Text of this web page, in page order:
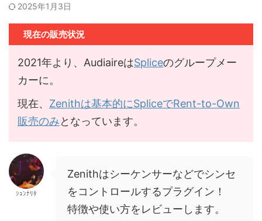
2025年1月3日
現在の販売状況
2021年より、AudiaireはSpliceのグループメー
カーに。
現在、 Zenithは基本的にSpliceでRent-to-Own
販売のみとなっています。
ｼｭﾝﾅﾘﾀ
Zenithはシーケンサーなどでシンセ
をコントロールするプラグイン！
特徴や使い方をレビューします。